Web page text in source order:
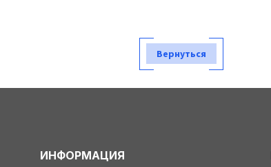
Вернуться
ИНФОРМАЦИЯ